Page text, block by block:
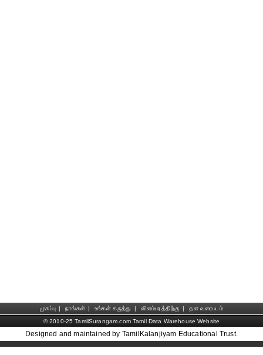
முகப்பு | நாங்கள் | உங்கள் கருத்து | விளம்பரத்திற்கு |
தள வரைபடம்
© 2010-25 TamilSurangam.com Tamil Data Warehouse Website
Designed and maintained by TamilKalanjiyam Educational Trust.